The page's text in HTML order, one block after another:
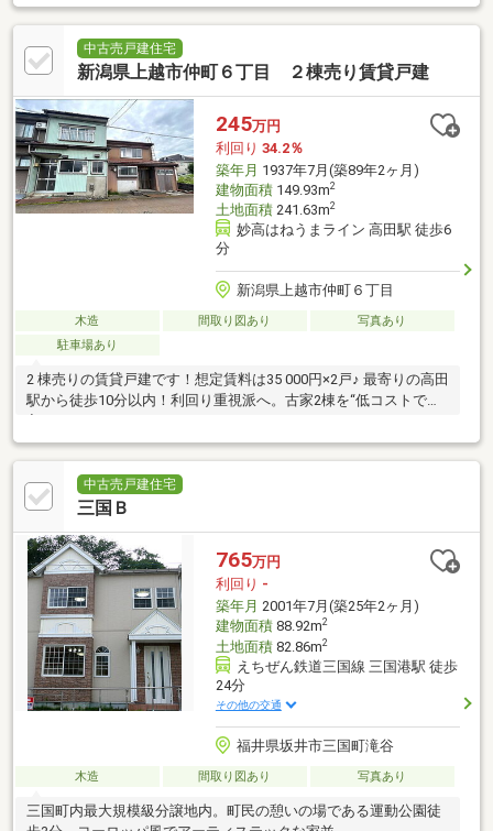
中古売戸建住宅
新潟県上越市仲町６丁目 ２棟売り賃貸戸建
245万円
利回り 34.2％
築年月 1937年7月(築89年2ヶ月)
建物面積149.93m2
土地面積241.63m2
妙高はねうまライン 高田駅 徒歩6
分
新潟県上越市仲町６丁目
木造 間取り図あり
写真あり
駐車場あり
2 棟売りの賃貸戸建です！想定賃料は35 000円×2戸♪ 最寄りの高田
駅から徒歩10分以内！利回り重視派へ。古家2棟を“低コストで仕
中古売戸建住宅
三国Ｂ
765万円
利回り -
築年月 2001年7月(築25年2ヶ月)
建物面積88.92m2
土地面積82.86m2
えちぜん鉄道三国線 三国港駅 徒歩
24分
その他の交通
福井県坂井市三国町滝谷
木造 間取り図あり 写真あり
三国町内最大規模級分譲地内。町民の憩いの場である運動公園徒